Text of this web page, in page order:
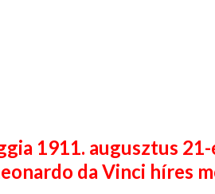
1911. augusztus
da Vinci híres